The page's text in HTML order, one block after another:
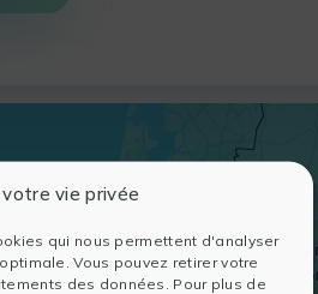
vie privée
qui nous permettent d'analyser
Vous pouvez retirer votre
des données. Pour plus de